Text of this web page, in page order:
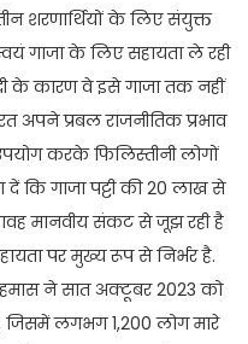
शरणार्थियों के लिए संयुक्त
गाजा के लिए सहायता ले रही
के कारण वे इसे गाजा तक नहीं
अपने प्रबल राजनीतिक प्रभाव
करके फिलिस्तीनी लोगों
दें कि गाजा पट्टी की 20 लाख से
मानवीय संकट से जूझ रही है
पर मुख्य रूप से निर्भर है.
हमास ने सात अक्टूबर 2023 को
जिसमें लगभग 1,200 लोग मारे